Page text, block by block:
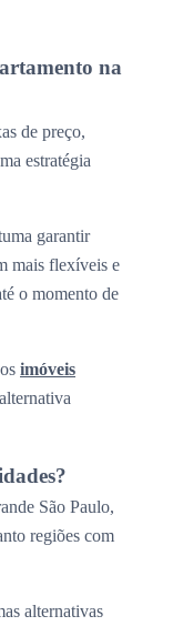
na
de preço,
estratégia
garantir
mais flexíveis e
o momento de
imóveis
São Paulo,
regiões com
alternativas